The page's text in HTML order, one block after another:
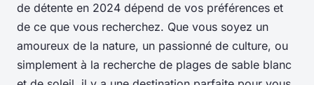
de détente en 2024 dépend de vos préférences et
de ce que vous recherchez. Que vous soyez un
amoureux de la nature, un passionné de culture, ou
simplement à la recherche de plages de sable blanc